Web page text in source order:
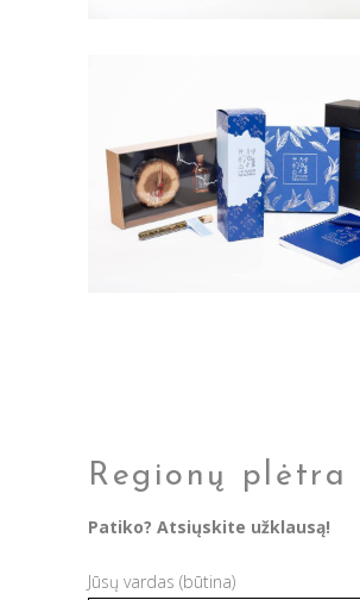
Regionų plėtra
Patiko? Atsiųskite užklausą!
Jūsų vardas (būtina)